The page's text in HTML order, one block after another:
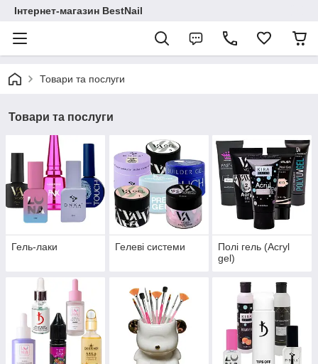
Інтернет-магазин BestNail
Товари та послуги
Товари та послуги
Гель-лаки Гелеві системи
Полі гель (Acryl
gel)